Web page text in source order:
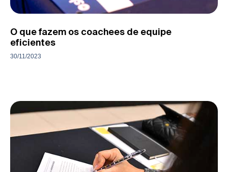
O que fazem os coachees de equipe
eficientes
30/11/2023